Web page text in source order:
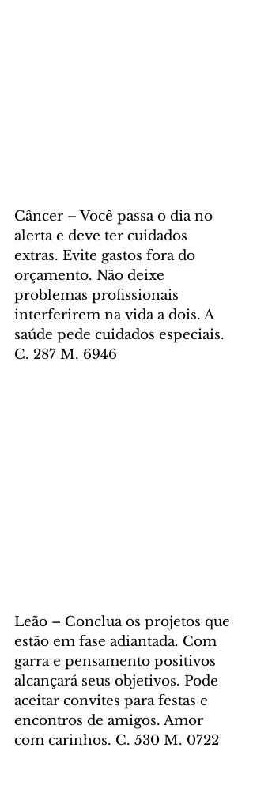
Câncer – Você passa o dia no
alerta e deve ter cuidados
extras. Evite gastos fora do
orçamento. Não deixe
problemas profissionais
interferirem na vida a dois. A
saúde pede cuidados especiais.
C. 287 M. 6946
Leão – Conclua os projetos que
estão em fase adiantada. Com
garra e pensamento positivos
alcançará seus objetivos. Pode
aceitar convites para festas e
encontros de amigos. Amor
com carinhos. C. 530 M. 0722